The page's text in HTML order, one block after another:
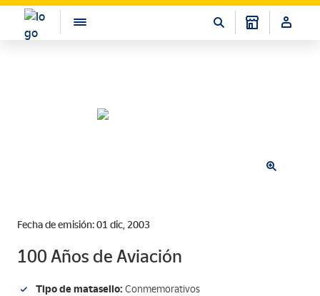
Fecha de emisión: 01 dic, 2003
100 Años de Aviación
Tipo de matasello: Conmemorativos